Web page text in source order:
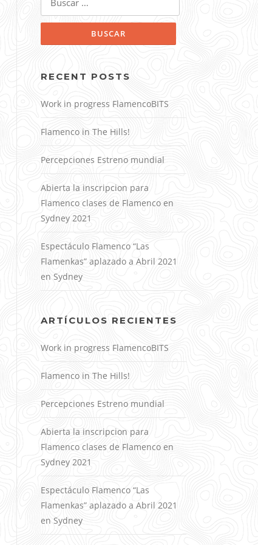
RECENT POSTS
Work in progress FlamencoBITS
Flamenco in The Hills!
Percepciones Estreno mundial
Abierta la inscripcion para
Flamenco clases de Flamenco en
Sydney 2021
Espectáculo Flamenco “Las
Flamenkas” aplazado a Abril 2021
en Sydney
ARTÍCULOS RECIENTES
Work in progress FlamencoBITS
Flamenco in The Hills!
Percepciones Estreno mundial
Abierta la inscripcion para
Flamenco clases de Flamenco en
Sydney 2021
Espectáculo Flamenco “Las
Flamenkas” aplazado a Abril 2021
en Sydney